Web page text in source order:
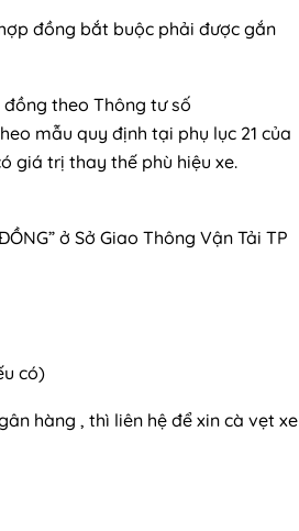
đồng bắt buộc phải được gắn
theo Thông tư số
mẫu quy định tại phụ lục 21 của
giá trị thay thế phù hiệu xe.
ở Sở Giao Thông Vận Tải TP
có)
hàng , thì liên hệ để xin cà vẹt xe